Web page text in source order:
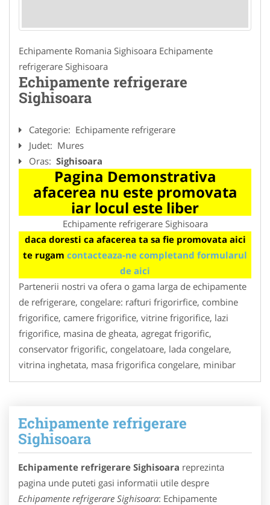
Echipamente Romania Sighisoara Echipamente
refrigerare Sighisoara
Echipamente refrigerare
Sighisoara
Categorie: Echipamente refrigerare
Judet: Mures
Oras: Sighisoara
Pagina Demonstrativa
afacerea nu este promovata
iar locul este liber
Echipamente refrigerare Sighisoara
daca doresti ca afacerea ta sa fie promovata aici
te rugam contacteaza-ne completand formularul
de aici
Partenerii nostri va ofera o gama larga de echipamente
de refrigerare, congelare: rafturi frigorirfice, combine
frigorifice, camere frigorifice, vitrine frigorifice, lazi
frigorifice, masina de gheata, agregat frigorific,
conservator frigorific, congelatoare, lada congelare,
vitrina inghetata, masa frigorifica congelare, minibar
Echipamente refrigerare
Sighisoara
Echipamente refrigerare Sighisoara reprezinta
pagina unde puteti gasi informatii utile despre
Echipamente refrigerare Sighisoara: Echipamente